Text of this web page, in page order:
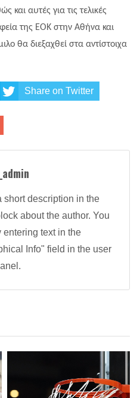
και αυτές για τις τελικές
της ΕΟΚ στην Αθήνα και
θα διεξαχθεί στα αντίστοιχα
Share on Twitter
short description in the
about the author. You
entering text in the
Info" field in the user